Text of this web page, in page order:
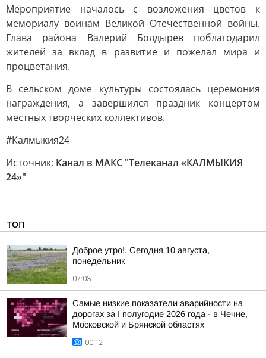
Мероприятие началось с возложения цветов к
мемориалу воинам Великой Отечественной войны.
Глава района Валерий Болдырев поблагодарил
жителей за вклад в развитие и пожелал мира и
процветания.
В сельском доме культуры состоялась церемония
награждения, а завершился праздник концертом
местных творческих коллективов.
#Калмыкия24
Источник: Канал в МАКС "Телеканал «КАЛМЫКИЯ
24»"
ТОП
Доброе утро!. Сегодня 10 августа,
понедельник
07:03
Самые низкие показатели аварийности на
дорогах за I полугодие 2026 года - в Чечне,
Московской и Брянской областях
00:12